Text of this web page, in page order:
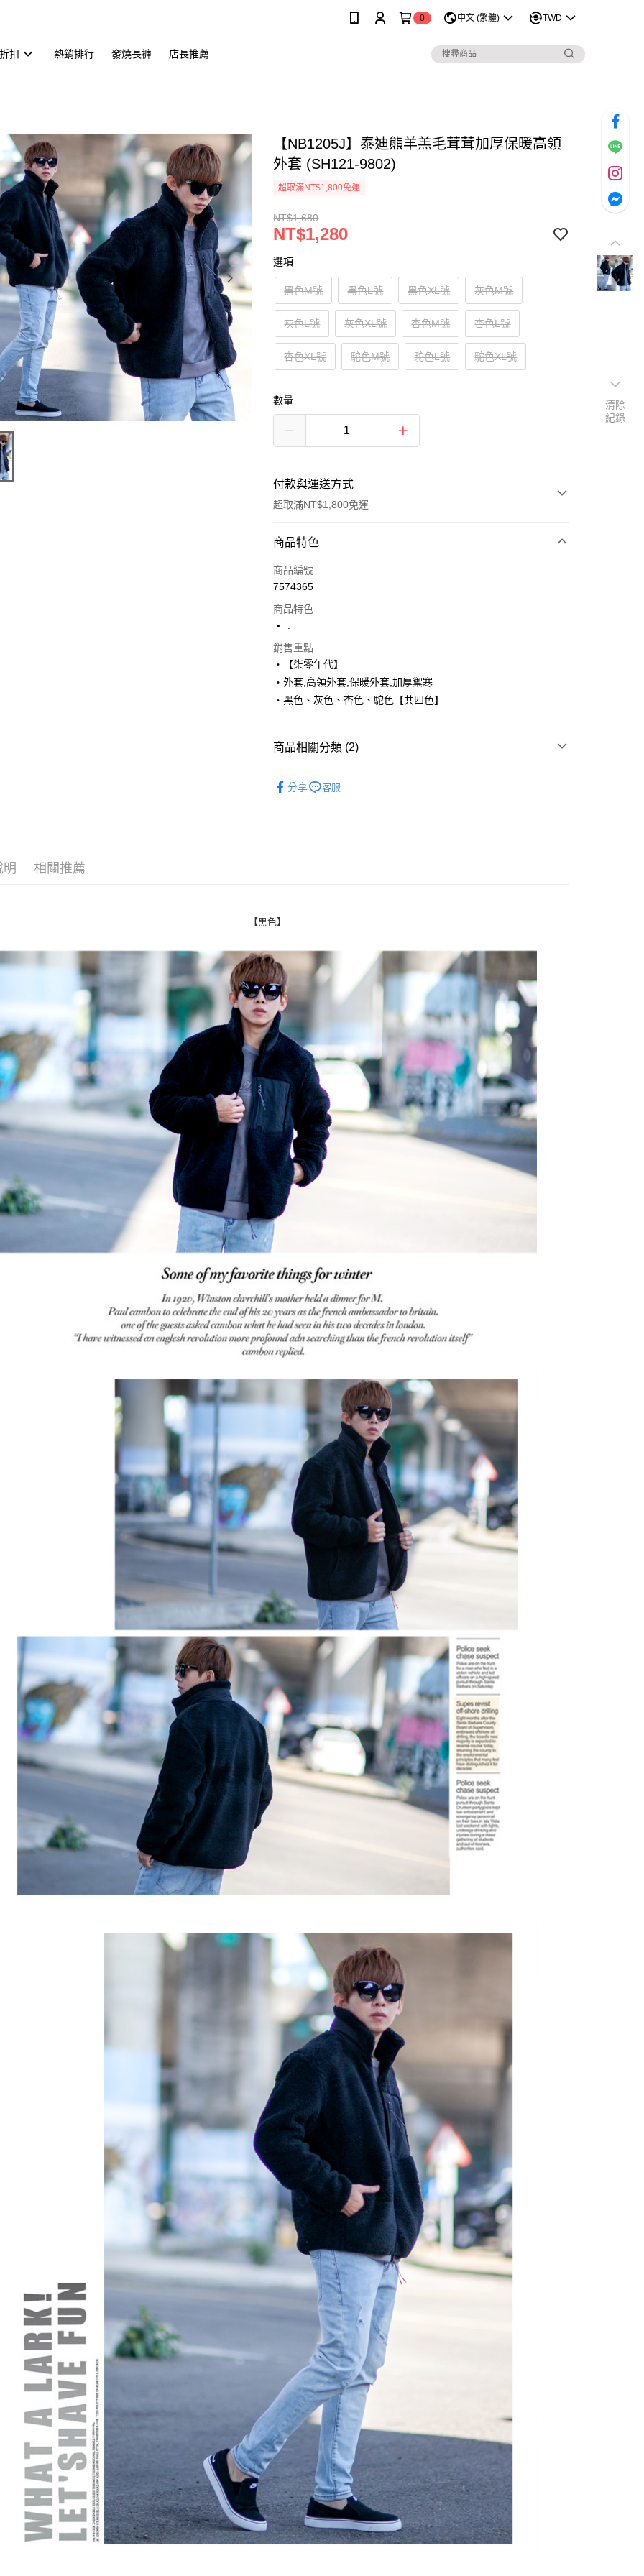
0 中文 (繁體) TWD
扣 熱銷排行 發燒長褲 店長推薦
【NB1205J】泰迪熊羊羔毛茸茸加厚保暖高領
外套 (SH121-9802)
超取滿NT$1,800免運
NT$1,680
NT$1,280
選項
黑色M號 黑色L號 黑色XL號 灰色M號
灰色L號 灰色XL號 杏色M號 杏色L號
杏色XL號 駝色M號 駝色L號 駝色XL號
數量
付款與運送方式
超取滿NT$1,800免運
付款方式
信用卡一次付款
Apple Pay
悠遊付
AFTEE先享後付
【關於「AFTEE先享後付」】
３．收到繳費通知簡訊後14天內，點擊此簡訊中的連結，可透過四大超商
※ 請注意：結帳手續完成當下不需立刻繳費，但若您需要取消訂單，請聯
絡購買商品的店家。未經商家同意取消之訂單仍視為有效，需透過AFTEE
先享後付繳納相關費用。
※ 交易是否成功請以「AFTEE先享後付 」之結帳頁面顯示為準，若有關於
是否繳費成功／繳費後需取消欲退款等相關疑問，請聯繫「AFTEE先享後
付客戶支援中心」
https://netprotections.freshdesk.com/support/home
【注意事項】
１．透過由恩沛科技股份有限公司提供之「AFTEE先享後付」服務完成之
交易，需依本服務之必要範圍內提供個人資料，並將交易相關給付款項請
求債權轉讓予恩沛科技股份有限公司。
２．關於個人資料處理事宜，請瀏覽以下網址：
https://aftee.tw/terms/#terms3
３．未成年的使用者請事先徵得法定代理人或監護人之同意方可使用
「AFTEE先享後付」，若未經同意申辦者引起之損失，本公司不負相關責
任。
４．使用「AFTEE先享後付」時，將依據個別帳號之用戶狀況，依本公司
即時審查核予不同之上限額度；若仍有額度不足之情形，本公司將視審查
結果請求用戶進行身份認證。
５．嚴禁一人註冊多個帳號或使用他人資訊註冊。若發現惡意使用之情
形，恩沛科技股份有限公司將有權停止該用戶之使用額度並採取法律行
ATM付款
先付款後全家取貨
7-11付款取貨
每筆NT$80，滿NT$1,800(含以上)免運費
先付款後7-11取貨
每筆NT$80，滿NT$1,800(含以上)免運費
宅配
每筆NT$120，滿NT$3,000(含以上)免運費
商品特色
商品編號
7574365
商品特色
銷售重點
‧【柒零年代】
‧外套,高領外套,保暖外套,加厚禦寒
‧黑色、灰色、杏色、駝色【共四色】
商品相關分類 (2)
分享 客服
明 相關推薦
【黑色】
清除
紀錄